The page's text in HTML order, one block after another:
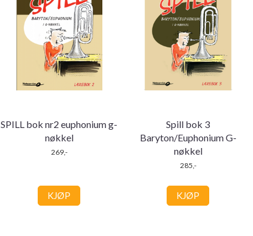
SPILL bok nr2 euphonium g-
nøkkel
269,-
KJØP
Spill bok 3
Baryton/Euphonium G-
nøkkel
285,-
KJØP